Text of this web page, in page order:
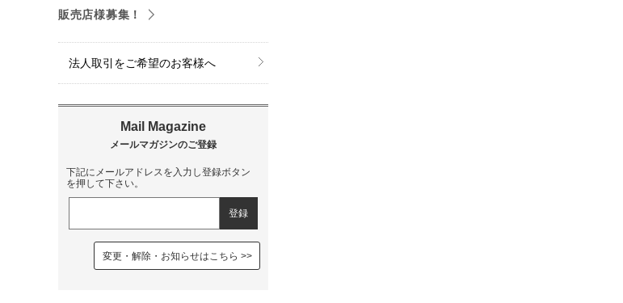
販売店様募集！
法人取引をご希望のお客様へ
下記にメールアドレスを入力し登録ボタン
を押して下さい。
変更・解除・お知らせはこちら